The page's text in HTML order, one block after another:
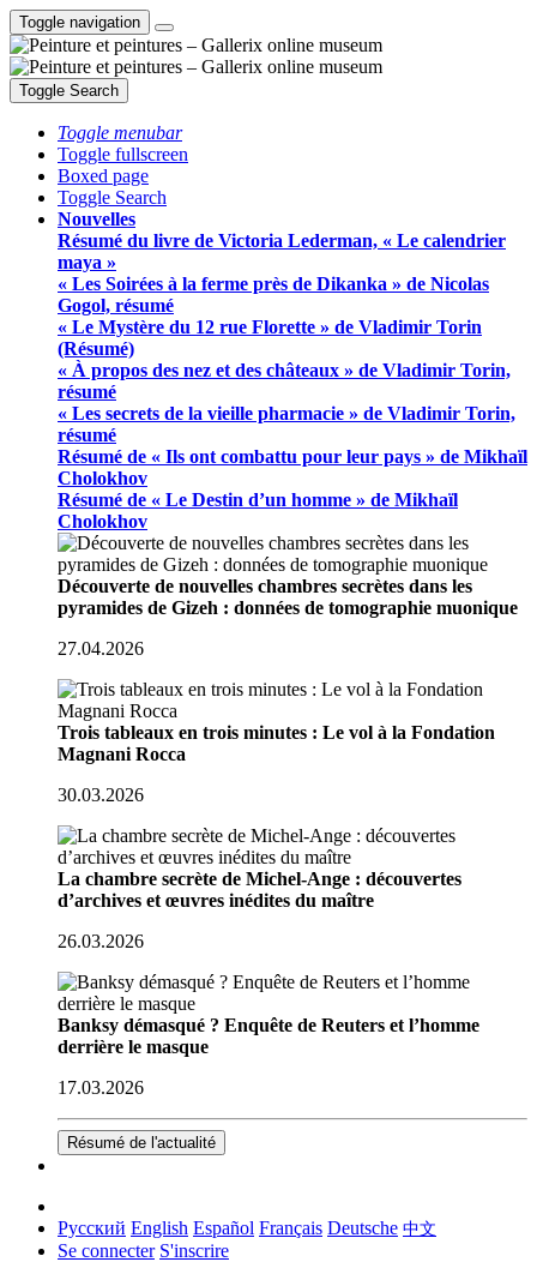
Toggle navigation
Toggle Search
Toggle menubar
Toggle fullscreen
Boxed page
Toggle Search
Nouvelles
Résumé du livre de Victoria Lederman, « Le calendrier
maya »
« Les Soirées à la ferme près de Dikanka » de Nicolas
Gogol, résumé
« Le Mystère du 12 rue Florette » de Vladimir Torin
(Résumé)
« À propos des nez et des châteaux » de Vladimir Torin,
résumé
« Les secrets de la vieille pharmacie » de Vladimir Torin,
résumé
Résumé de « Ils ont combattu pour leur pays » de Mikhaïl
Cholokhov
Résumé de « Le Destin d’un homme » de Mikhaïl
Cholokhov
Découverte de nouvelles chambres secrètes dans les
pyramides de Gizeh : données de tomographie muonique
27.04.2026
Trois tableaux en trois minutes : Le vol à la Fondation
Magnani Rocca
30.03.2026
La chambre secrète de Michel-Ange : découvertes
d’archives et œuvres inédites du maître
26.03.2026
Banksy démasqué ? Enquête de Reuters et l’homme
derrière le masque
17.03.2026
Résumé de l'actualité
Русский English Español Français Deutsche 中文
Se connecter S'inscrire